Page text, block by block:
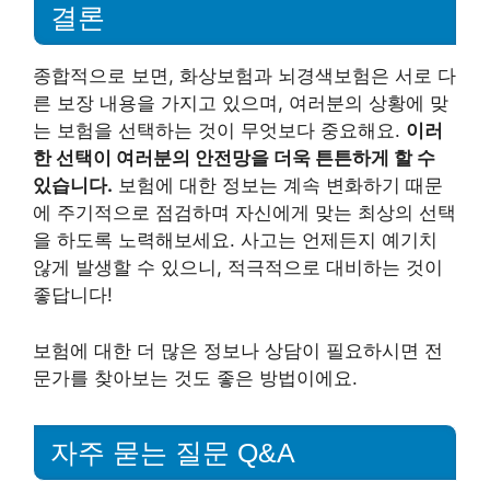
결론
종합적으로 보면, 화상보험과 뇌경색보험은 서로 다
른 보장 내용을 가지고 있으며, 여러분의 상황에 맞
는 보험을 선택하는 것이 무엇보다 중요해요. 이러
한 선택이 여러분의 안전망을 더욱 튼튼하게 할 수
있습니다. 보험에 대한 정보는 계속 변화하기 때문
에 주기적으로 점검하며 자신에게 맞는 최상의 선택
을 하도록 노력해보세요. 사고는 언제든지 예기치
않게 발생할 수 있으니, 적극적으로 대비하는 것이
좋답니다!
보험에 대한 더 많은 정보나 상담이 필요하시면 전
문가를 찾아보는 것도 좋은 방법이에요.
자주 묻는 질문 Q&A